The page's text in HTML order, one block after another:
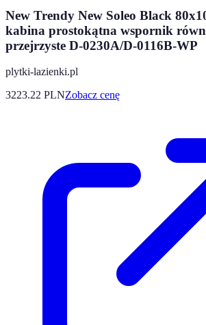
New Trendy New Soleo Black
kabina prostokątna wspornik
przejrzyste D-0230A/D-0116B-WP
plytki-lazienki.pl
3223.22 PLNZobacz cenę